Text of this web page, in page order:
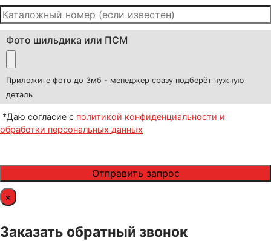
Фото шильдика или ПСМ
Приложите фото до 3мб - менеджер сразу подберёт нужную
деталь
*Даю согласие с политикой конфиденциальности и
обработки персональных данных
×
Заказать обратный звонок